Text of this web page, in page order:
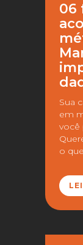
06
Sua
em
você
o